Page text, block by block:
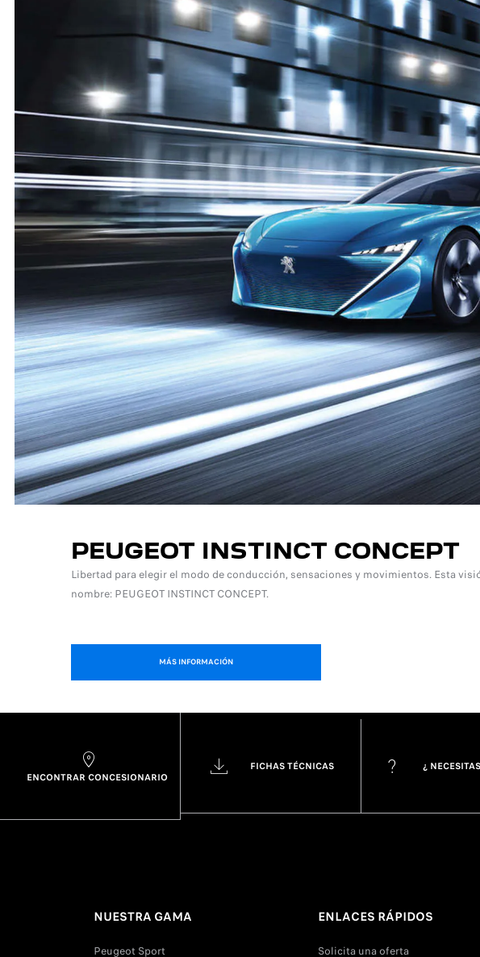
PEUGEOT INSTINCT CONCEPT
Libertad para elegir el modo de conducción, sensaciones y movimientos. Esta
nombre: PEUGEOT INSTINCT CONCEPT.
MÁS INFORMACIÓN
ENCONTRAR CONCESIONARIO
FICHAS TÉCNICAS
¿
NUESTRA GAMA
Peugeot Sport
ENLACES RÁPIDOS
Solicita una oferta